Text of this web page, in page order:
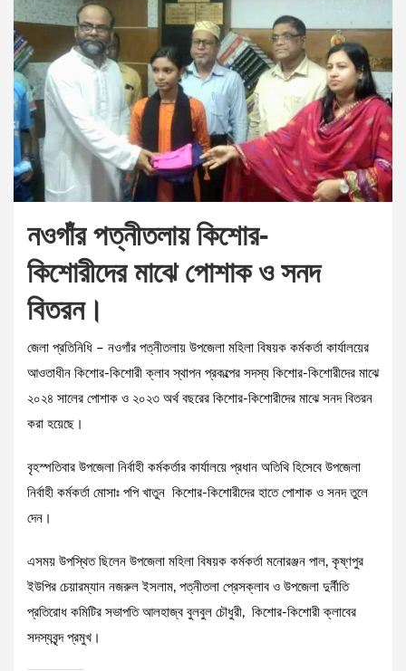
নওগাঁর পত্নীতলায় কিশোর-
কিশোরীদের মাঝে পোশাক ও সনদ
বিতরন।
জেলা প্রতিনিধি – নওগাঁর পত্নীতলায় উপজেলা মহিলা বিষয়ক কর্মকর্তা কার্যালয়ের
আওতাধীন কিশোর-কিশোরী ক্লাব স্থাপন প্রকল্পের সদস্য কিশোর-কিশোরীদের মাঝে
২০২৪ সালের পোশাক ও ২০২৩ অর্থ বছরের কিশোর-কিশোরীদের মাঝে সনদ বিতরন
করা হয়েছে।
বৃহস্পতিবার উপজেলা নির্বাহী কর্মকর্তার কার্যালয়ে প্রধান অতিথি হিসেবে উপজেলা
নির্বাহী কর্মকর্তা মোসাঃ পপি খাতুন কিশোর-কিশোরীদের হাতে পোশাক ও সনদ তুলে
দেন।
এসময় উপস্থিত ছিলেন উপজেলা মহিলা বিষয়ক কর্মকর্তা মনোরঞ্জন পাল, কৃষ্ণপুর
ইউপির চেয়ারম্যান নজরুল ইসলাম, পত্নীতলা প্রেসক্লাব ও উপজেলা দুর্নীতি
প্রতিরোধ কমিটির সভাপতি আলহাজ্ব বুলবুল চৌধুরী, কিশোর-কিশোরী ক্লাবের
সদস্যবৃন্দ প্রমুখ।